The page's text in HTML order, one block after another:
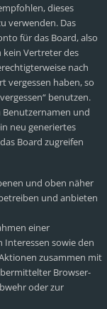
dieses
verwenden. Das
für das Board, also
Vertreter des
nach
vergessen haben, so
benutzen.
Benutzernamen und
neu generiertes
Board zugreifen
und oben näher
und anbieten
einer
Interessen sowie den
zusammen mit
Browser-
oder zur